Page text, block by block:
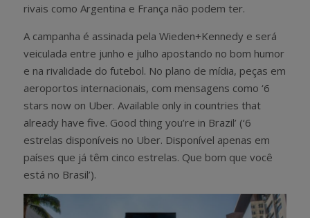
rivais como Argentina e França não podem ter.
A campanha é assinada pela Wieden+Kennedy e será
veiculada entre junho e julho apostando no bom humor
e na rivalidade do futebol. No plano de mídia, peças em
aeroportos internacionais, com mensagens como ‘6
stars now on Uber. Available only in countries that
already have five. Good thing you’re in Brazil’ (‘6
estrelas disponíveis no Uber. Disponível apenas em
países que já têm cinco estrelas. Que bom que você
está no Brasil’).